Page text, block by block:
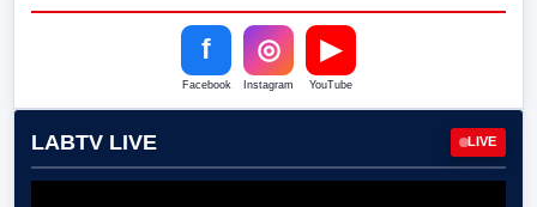
f
Facebook
◎
Instagram
▶
YouTube
LABTV LIVE LIVE